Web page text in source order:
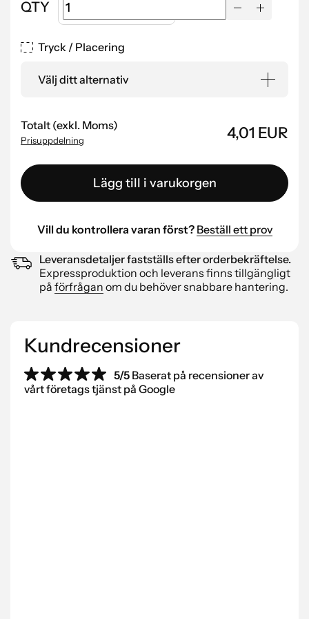
QTY
Tryck / Placering
Välj ditt alternativ
Totalt (exkl. Moms)
Prisuppdelning 4,01 EUR
Lägg till i varukorgen
Vill du kontrollera varan först? Beställ ett prov
Leveransdetaljer fastställs efter orderbekräftelse.
Expressproduktion och leverans finns tillgängligt
på förfrågan om du behöver snabbare hantering.
Kundrecensioner
5/5 Baserat på recensioner av
vårt företags tjänst på Google